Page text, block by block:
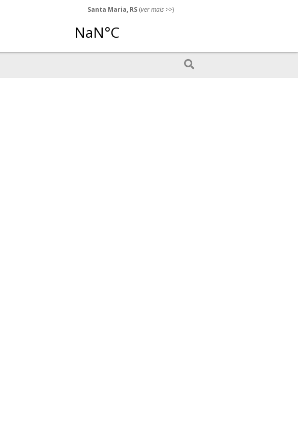
Santa Maria, RS (ver mais >>)